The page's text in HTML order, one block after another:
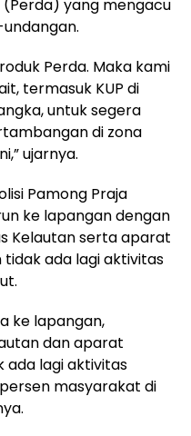
yang mengacu
Perda. Maka kami
termasuk KUP di
untuk segera
di zona
ujarnya.
Pamong Praja
ke lapangan dengan
Kelautan serta aparat
ada lagi aktivitas
ke lapangan,
dan aparat
ada lagi aktivitas
masyarakat di